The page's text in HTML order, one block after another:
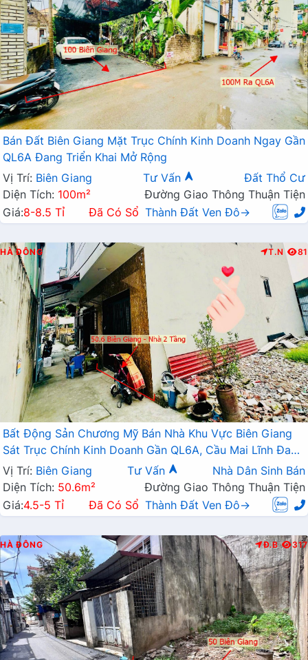
Bán Đất Biên Giang Mặt Trục Chính Kinh Doanh Ngay Gần
QL6A Đang Triển Khai Mở Rộng
Vị Trí: Biên Giang Tư Vấn
Đất Thổ Cư
Diện Tích: 100m²
Đường Giao Thông Thuận Tiện
Giá:8-8.5 Tỉ Đã Có Sổ Thành Đất Ven Đô→
HÀ ĐÔNG T.N 81
Bất Động Sản Chương Mỹ Bán Nhà Khu Vực Biên Giang
Sát Trục Chính Kinh Doanh Gần QL6A, Cầu Mai Lĩnh Đang
Mở Rộng
Vị Trí: Biên Giang Tư Vấn
Nhà Dân Sinh Bán
Diện Tích: 50.6m²
Đường Giao Thông Thuận Tiện
Giá:4.5-5 Tỉ Đã Có Sổ Thành Đất Ven Đô→
HÀ ĐÔNG Đ.B 317